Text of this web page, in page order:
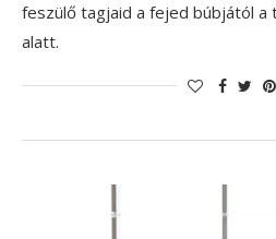
feszülő tagjaid a fejed búbjától a
alatt.